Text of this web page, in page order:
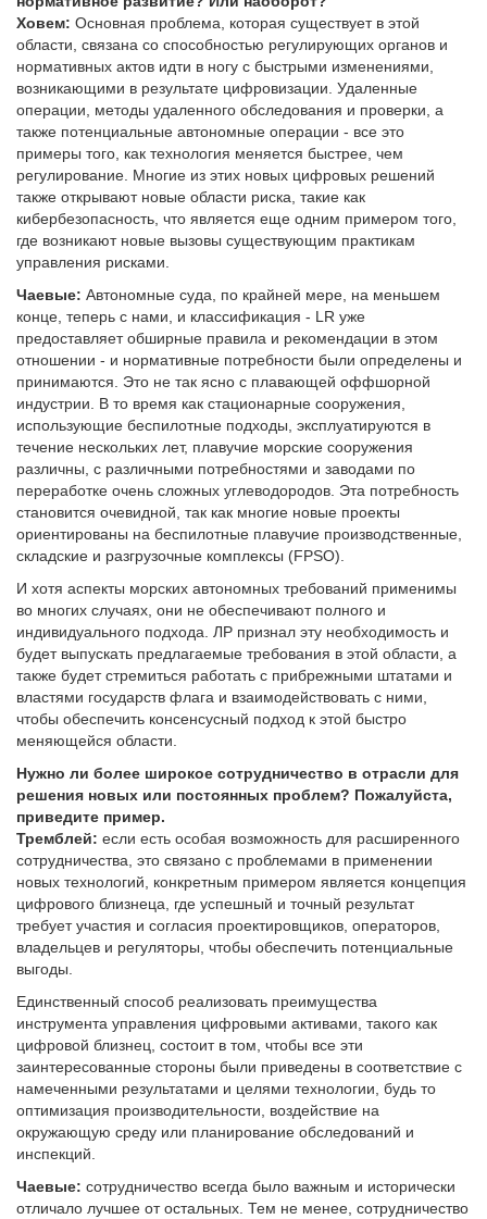
Ховем: Основная проблема, которая существует в этой
области, связана со способностью регулирующих органов и
нормативных актов идти в ногу с быстрыми изменениями,
возникающими в результате цифровизации. Удаленные
операции, методы удаленного обследования и проверки, а
также потенциальные автономные операции - все это
примеры того, как технология меняется быстрее, чем
регулирование. Многие из этих новых цифровых решений
также открывают новые области риска, такие как
кибербезопасность, что является еще одним примером того,
где возникают новые вызовы существующим практикам
управления рисками.
Чаевые: Автономные суда, по крайней мере, на меньшем
конце, теперь с нами, и классификация - LR уже
предоставляет обширные правила и рекомендации в этом
отношении - и нормативные потребности были определены и
принимаются. Это не так ясно с плавающей оффшорной
индустрии. В то время как стационарные сооружения,
использующие беспилотные подходы, эксплуатируются в
течение нескольких лет, плавучие морские сооружения
различны, с различными потребностями и заводами по
переработке очень сложных углеводородов. Эта потребность
становится очевидной, так как многие новые проекты
ориентированы на беспилотные плавучие производственные,
складские и разгрузочные комплексы (FPSO).
И хотя аспекты морских автономных требований применимы
во многих случаях, они не обеспечивают полного и
индивидуального подхода. ЛР признал эту необходимость и
будет выпускать предлагаемые требования в этой области, а
также будет стремиться работать с прибрежными штатами и
властями государств флага и взаимодействовать с ними,
чтобы обеспечить консенсусный подход к этой быстро
меняющейся области.
Нужно ли более широкое сотрудничество в отрасли для
решения новых или постоянных проблем? Пожалуйста,
приведите пример.
Тремблей: если есть особая возможность для расширенного
сотрудничества, это связано с проблемами в применении
новых технологий, конкретным примером является концепция
цифрового близнеца, где успешный и точный результат
требует участия и согласия проектировщиков, операторов,
владельцев и регуляторы, чтобы обеспечить потенциальные
выгоды.
Единственный способ реализовать преимущества
инструмента управления цифровыми активами, такого как
цифровой близнец, состоит в том, чтобы все эти
заинтересованные стороны были приведены в соответствие с
намеченными результатами и целями технологии, будь то
оптимизация производительности, воздействие на
окружающую среду или планирование обследований и
инспекций.
Чаевые: сотрудничество всегда было важным и исторически
отличало лучшее от остальных. Тем не менее, сотрудничество